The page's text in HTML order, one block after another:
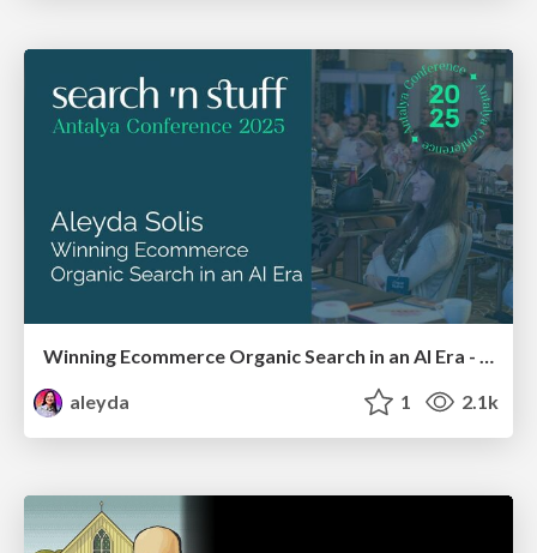
Winning Ecommerce Organic Search in an AI Era - #searchnstuff2025
aleyda
1 2.1k